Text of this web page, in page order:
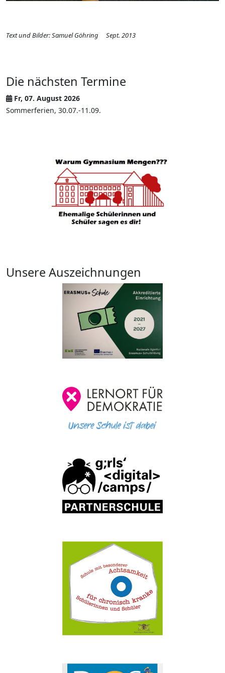
Text und Bilder: Samuel Göhring Sept. 2013
Die nächsten Termine
Fr, 07. August 2026
Sommerferien, 30.07.-11.09.
Unsere Auszeichnungen